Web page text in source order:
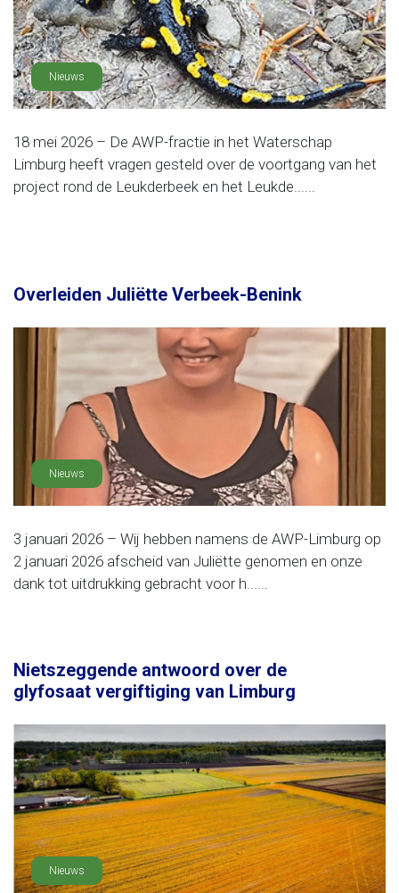
Nieuws
18 mei 2026 – De AWP-fractie in het Waterschap
Limburg heeft vragen gesteld over de voortgang van het
project rond de Leukderbeek en het Leukde......
Overleiden Juliëtte Verbeek-Benink
Nieuws
3 januari 2026 – Wij hebben namens de AWP-Limburg op
2 januari 2026 afscheid van Juliëtte genomen en onze
dank tot uitdrukking gebracht voor h......
Nietszeggende antwoord over de
glyfosaat vergiftiging van Limburg
Nieuws